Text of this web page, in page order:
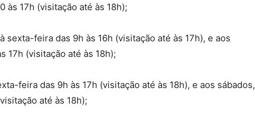
às 17h (visitação até às 18h);
sexta-feira das 9h às 16h (visitação até às 17h), e aos
17h (visitação até às 18h);
feira das 9h às 17h (visitação até às 18h), e aos sábados,
até às 18h);